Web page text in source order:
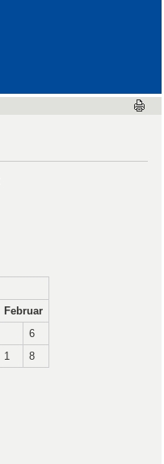
Februar
6
1 8